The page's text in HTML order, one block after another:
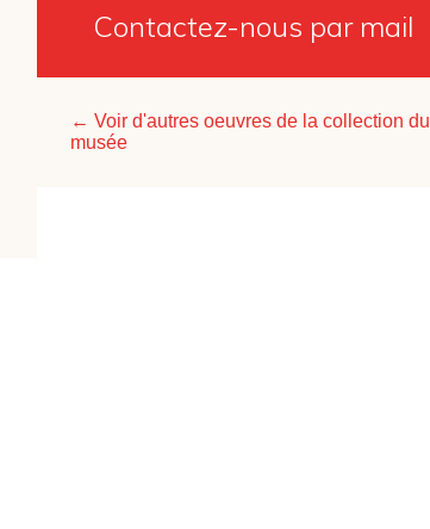
Contactez-nous par mail
← Voir d'autres oeuvres de la collection du
musée